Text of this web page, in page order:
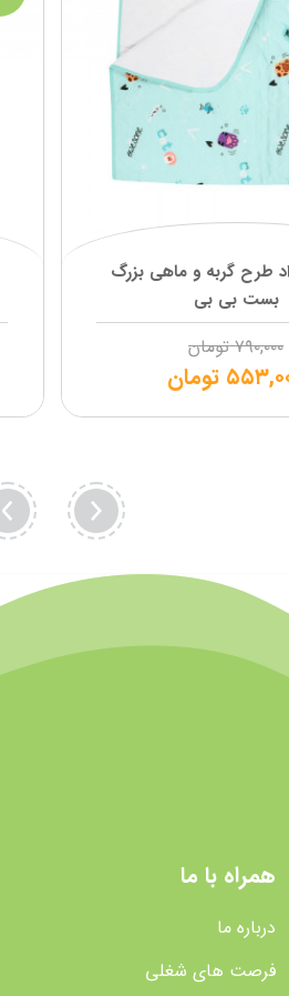
طرح گربه و ماهی بزرگ
بست بی بی
۷۹۰,۰۰۰ تومان
تومان
همراه با ما
درباره ما
فرصت های شغلی